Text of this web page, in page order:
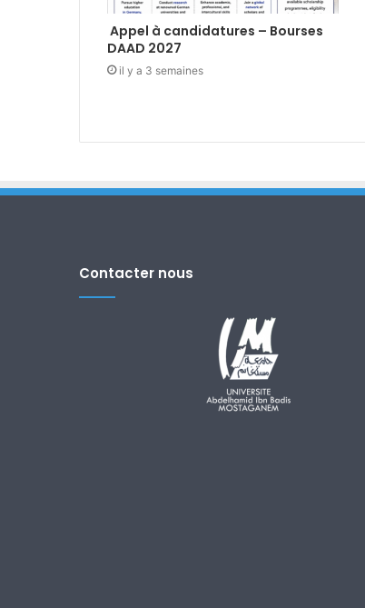
Appel à candidatures – Bourses
DAAD 2027
il y a 3 semaines
Contacter nous